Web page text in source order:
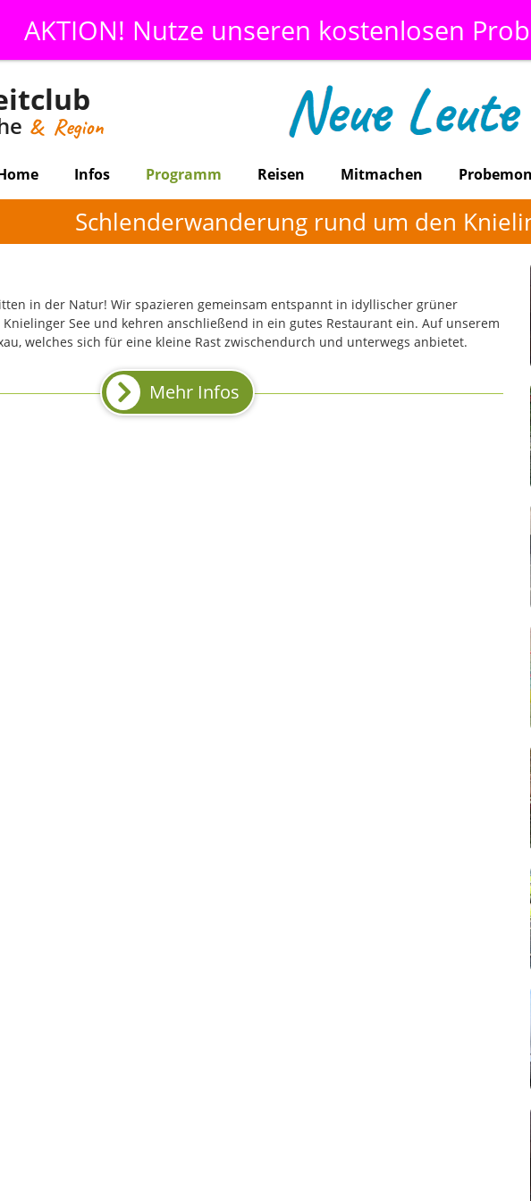
AKTION! Nutze unseren kostenlosen
& Region
Infos Programm Reisen Mitmachen
Schlenderwanderung rund um den
in der Natur! Wir spazieren gemeinsam entspannt in idyllischer grüner
See und kehren anschließend in ein gutes Restaurant ein. Auf unserem
welches sich für eine kleine Rast zwischendurch und unterwegs anbietet.
Mehr Infos